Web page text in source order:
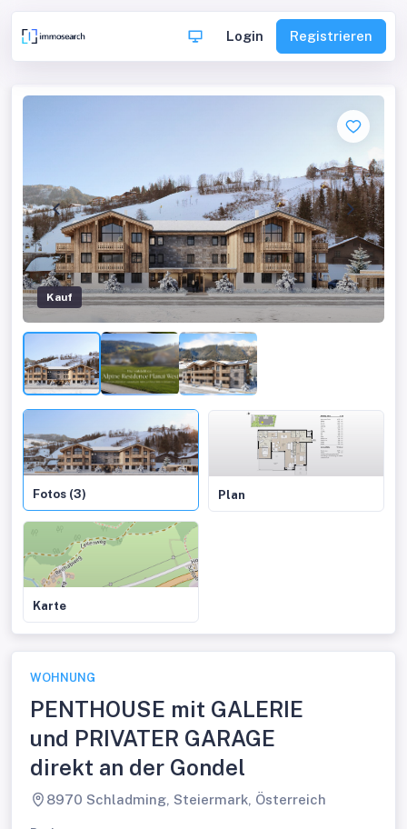
Login Registrieren
Kauf
Fotos (3) Plan
Karte
WOHNUNG
PENTHOUSE mit GALERIE
und PRIVATER GARAGE
direkt an der Gondel
8970 Schladming, Steiermark, Österreich